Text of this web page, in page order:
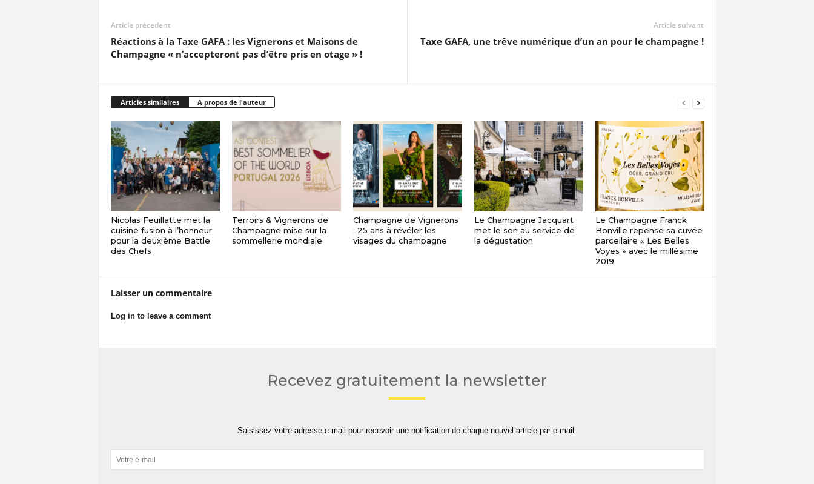
Article précedent
Réactions à la Taxe GAFA : les Vignerons et Maisons de
Champagne « n’accepteront pas d’être pris en otage » !
Article suivant
Taxe GAFA, une trêve numérique d’un an pour le champagne !
Articles similaires A propos de l'auteur
Nicolas Feuillatte met la
cuisine fusion à l’honneur
pour la deuxième Battle
des Chefs
Terroirs & Vignerons de
Champagne mise sur la
sommellerie mondiale
Champagne de Vignerons
: 25 ans à révéler les
visages du champagne
Le Champagne Jacquart
met le son au service de
la dégustation
Le Champagne Franck
Bonville repense sa cuvée
parcellaire « Les Belles
Voyes » avec le millésime
2019
Laisser un commentaire
Log in to leave a comment
Recevez gratuitement la newsletter
Saisissez votre adresse e-mail pour recevoir une notification de chaque nouvel article par e-mail.